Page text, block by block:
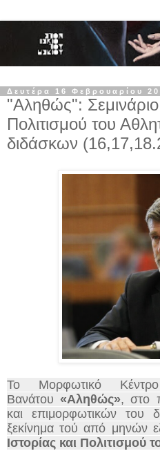
Δευτέρα 16 Φεβρουαρίου
"Αληθώς": Σεμινάριο
Πολιτισμού του
διδάσκων
Το Μορφωτικό
Βανάτου «Αληθώς», στο
και επιμορφωτικών του
ξεκίνημα τού από μηνών
Ιστορίας και Πολιτισμού